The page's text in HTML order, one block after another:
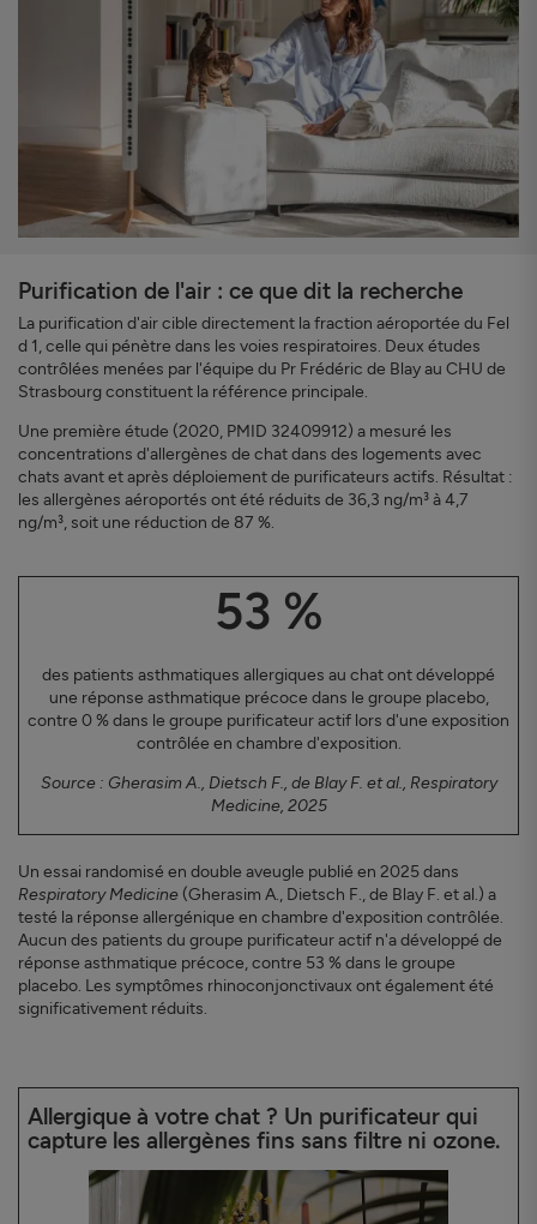
Purification de l'air : ce que dit la recherche
La purification d'air cible directement la fraction aéroportée du Fel
d 1, celle qui pénètre dans les voies respiratoires. Deux études
contrôlées menées par l'équipe du Pr Frédéric de Blay au CHU de
Strasbourg constituent la référence principale.
Une première étude (2020, PMID 32409912) a mesuré les
concentrations d'allergènes de chat dans des logements avec
chats avant et après déploiement de purificateurs actifs. Résultat :
les allergènes aéroportés ont été réduits de 36,3 ng/m³ à 4,7
ng/m³, soit une réduction de 87 %.
53 %
des patients asthmatiques allergiques au chat ont développé
une réponse asthmatique précoce dans le groupe placebo,
contre 0 % dans le groupe purificateur actif lors d'une exposition
contrôlée en chambre d'exposition.
Source : Gherasim A., Dietsch F., de Blay F. et al., Respiratory
Medicine, 2025
Un essai randomisé en double aveugle publié en 2025 dans
Respiratory Medicine (Gherasim A., Dietsch F., de Blay F. et al.) a
testé la réponse allergénique en chambre d'exposition contrôlée.
Aucun des patients du groupe purificateur actif n'a développé de
réponse asthmatique précoce, contre 53 % dans le groupe
placebo. Les symptômes rhinoconjonctivaux ont également été
significativement réduits.
Allergique à votre chat ? Un purificateur qui
capture les allergènes fins sans filtre ni ozone.